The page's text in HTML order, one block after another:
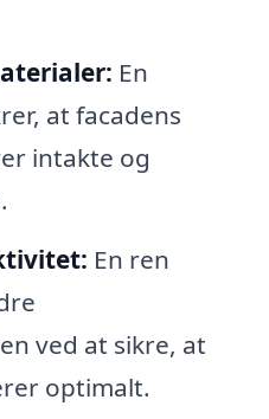
En
at facadens
intakte og
En ren
ved at sikre, at
optimalt.